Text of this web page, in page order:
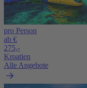
pro Person
ab €
275,-
Kroatien
Alle Angebote